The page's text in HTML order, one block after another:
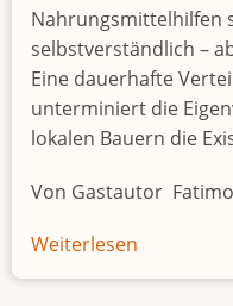
Russia
to
Mali
Nahrungsmittelhilfen
selbstverständlich –
Eine dauerhafte
unterminiert die
lokalen Bauern die
Von Gastautor
Weiterlesen
Heute